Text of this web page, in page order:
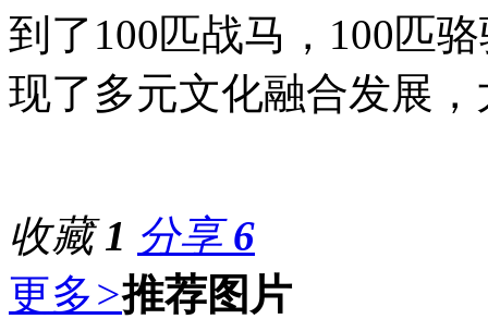
到了100匹战马，100匹
现了多元文化融合发展
收藏1 分享6
更多>推荐图片